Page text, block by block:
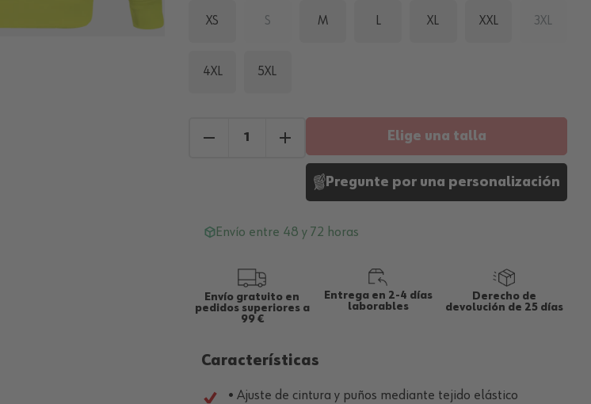
XS S M L XL XXL 3XL
4XL 5XL
Elige una talla
Pregunte por una personalización
Envío entre 48 y 72 horas
Envío gratuito en
pedidos superiores a
99 €
Entrega en 2-4 días
laborables
Derecho de
devolución de 25 días
Características
• Ajuste de cintura y puños mediante tejido elástico